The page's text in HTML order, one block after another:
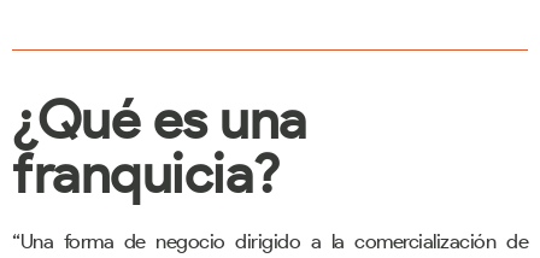
¿Qué es una
franquicia?
“Una forma de negocio dirigido a la comercialización de